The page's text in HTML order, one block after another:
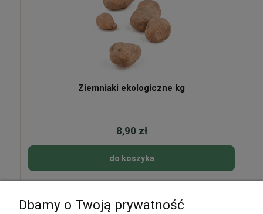
Ziemniaki ekologiczne kg
8,90 zł
do koszyka
Dbamy o Twoją prywatność